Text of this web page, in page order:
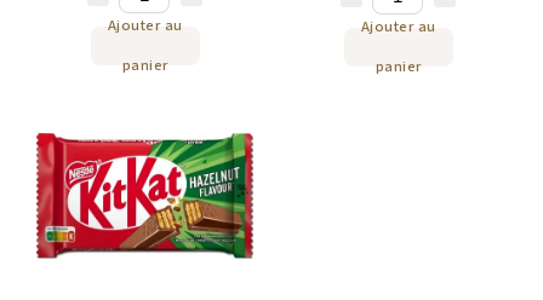
Ajouter au
panier
Ajouter au
panier